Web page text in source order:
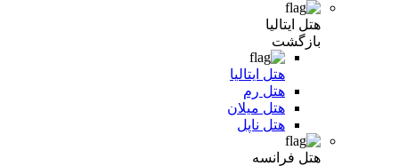
هتل ایتالیا
بازگشت
هتل ایتالیا
هتل رم
هتل میلان
هتل ناپل
هتل فرانسه